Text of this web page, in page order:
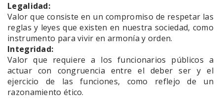
Legalidad:
Valor que consiste en un compromiso de respetar las
reglas y leyes que existen en nuestra sociedad, como
instrumento para vivir en armonía y orden.
Integridad:
Valor que requiere a los funcionarios públicos a
actuar con congruencia entre el deber ser y el
ejercicio de las funciones, como reflejo de un
razonamiento ético.